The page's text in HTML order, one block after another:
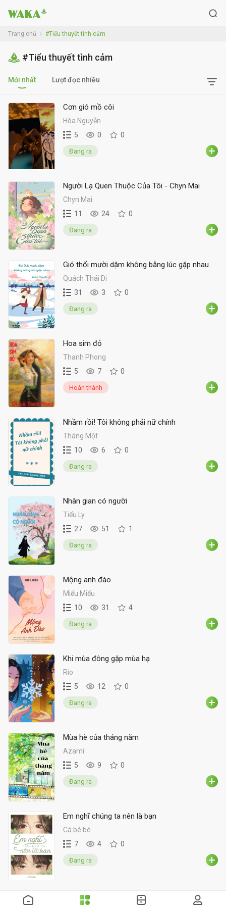
Trang chủ #Tiểu thuyết tình cảm
#Tiểu thuyết tình cảm
Mới nhất Lượt đọc nhiều
Cơn gió mồ côi
Hòa Nguyễn
5
0 0
Đang ra
Người Lạ Quen Thuộc Của Tôi - Chyn Mai
Chyn Mai
11
24 0
Đang ra
Gió thổi mười dặm không bằng lúc gặp nhau
Quách Thái Di
31
3 0
Đang ra
Hoa sim đỏ
Thanh Phong
5
7 0
Hoàn thành
Nhầm rồi! Tôi không phải nữ chính
Tháng Một
10
6 0
Đang ra
Nhân gian có người
Tiểu Ly
27
51 1
Đang ra
Mộng anh đào
Miểu Miểu
10
31 4
Đang ra
Khi mùa đông gặp mùa hạ
Rio
5
12 0
Đang ra
Mùa hè của tháng năm
Azami
5
9 0
Đang ra
Em nghĩ chúng ta nên là bạn
Cá bé bé
7
4 0
Đang ra